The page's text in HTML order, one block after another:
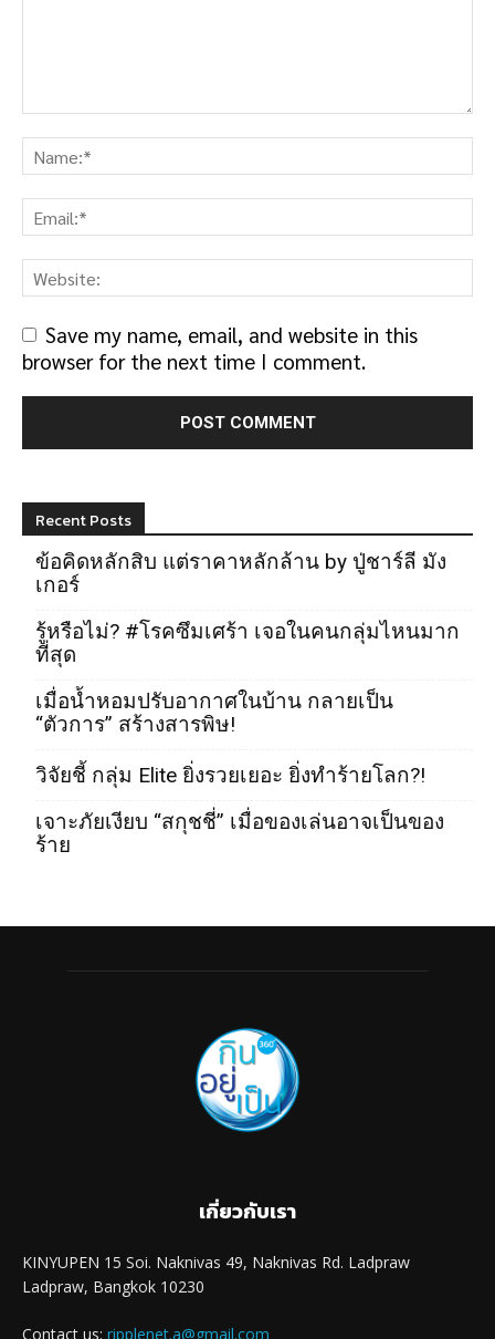
Save my name, email, and website in this
browser for the next time I comment.
Recent Posts
ข้อคิดหลักสิบ แต่ราคาหลักล้าน by ปู่ชาร์ลี มัง
เกอร์
รู้หรือไม่? #โรคซึมเศร้า เจอในคนกลุ่มไหนมาก
ที่สุด
เมื่อน้ำหอมปรับอากาศในบ้าน กลายเป็น
“ตัวการ” สร้างสารพิษ!
วิจัยชี้ กลุ่ม Elite ยิ่งรวยเยอะ ยิ่งทำร้ายโลก?!
เจาะภัยเงียบ “สกุชชี่” เมื่อของเล่นอาจเป็นของ
ร้าย
เกี่ยวกับเรา
KINYUPEN 15 Soi. Naknivas 49, Naknivas Rd. Ladpraw
Ladpraw, Bangkok 10230
Contact us: ripplenet.a@gmail.com